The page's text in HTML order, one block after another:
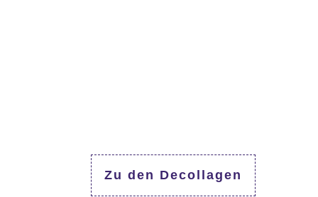
Zu den Decollagen